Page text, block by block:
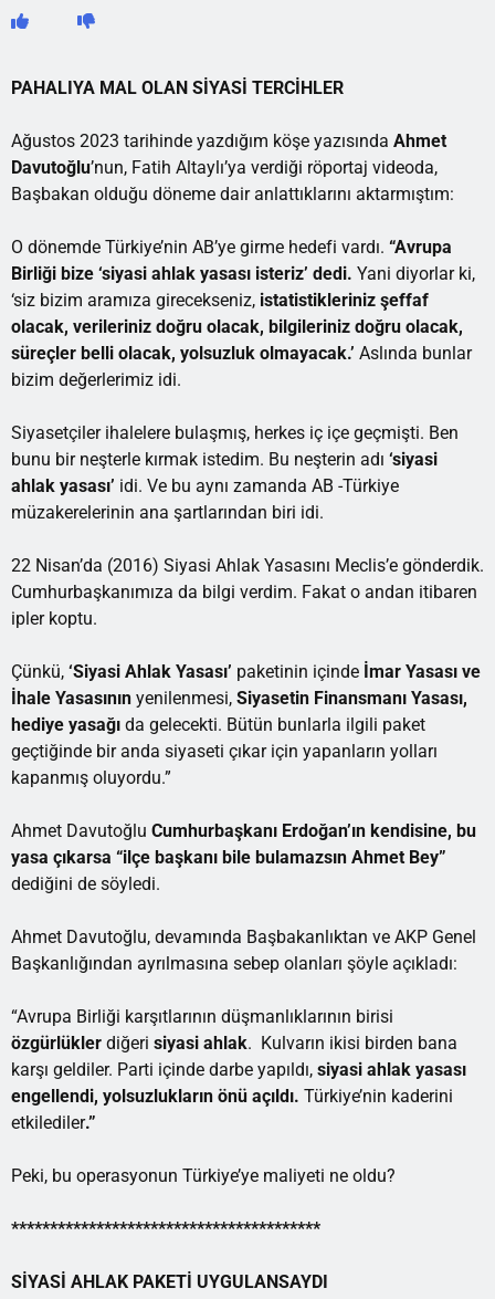
PAHALIYA MAL OLAN SİYASİ TERCİHLER
Ağustos 2023 tarihinde yazdığım köşe yazısında Ahmet
Davutoğlu’nun, Fatih Altaylı’ya verdiği röportaj videoda,
Başbakan olduğu döneme dair anlattıklarını aktarmıştım:
O dönemde Türkiye’nin AB’ye girme hedefi vardı. “Avrupa
Birliği bize ‘siyasi ahlak yasası isteriz’ dedi. Yani diyorlar ki,
‘siz bizim aramıza girecekseniz, istatistikleriniz şeffaf
olacak, verileriniz doğru olacak, bilgileriniz doğru olacak,
süreçler belli olacak, yolsuzluk olmayacak.’ Aslında bunlar
bizim değerlerimiz idi.
Siyasetçiler ihalelere bulaşmış, herkes iç içe geçmişti. Ben
bunu bir neşterle kırmak istedim. Bu neşterin adı ‘siyasi
ahlak yasası’ idi. Ve bu aynı zamanda AB -Türkiye
müzakerelerinin ana şartlarından biri idi.
22 Nisan’da (2016) Siyasi Ahlak Yasasını Meclis’e gönderdik.
Cumhurbaşkanımıza da bilgi verdim. Fakat o andan itibaren
ipler koptu.
Çünkü, ‘Siyasi Ahlak Yasası’ paketinin içinde İmar Yasası ve
İhale Yasasının yenilenmesi, Siyasetin Finansmanı Yasası,
hediye yasağı da gelecekti. Bütün bunlarla ilgili paket
geçtiğinde bir anda siyaseti çıkar için yapanların yolları
kapanmış oluyordu.”
Ahmet Davutoğlu Cumhurbaşkanı Erdoğan’ın kendisine, bu
yasa çıkarsa “ilçe başkanı bile bulamazsın Ahmet Bey”
dediğini de söyledi.
Ahmet Davutoğlu, devamında Başbakanlıktan ve AKP Genel
Başkanlığından ayrılmasına sebep olanları şöyle açıkladı:
“Avrupa Birliği karşıtlarının düşmanlıklarının birisi
özgürlükler diğeri siyasi ahlak. Kulvarın ikisi birden bana
karşı geldiler. Parti içinde darbe yapıldı, siyasi ahlak yasası
engellendi, yolsuzlukların önü açıldı. Türkiye’nin kaderini
etkilediler.”
Peki, bu operasyonun Türkiye’ye maliyeti ne oldu?
****************************************
SİYASİ AHLAK PAKETİ UYGULANSAYDI